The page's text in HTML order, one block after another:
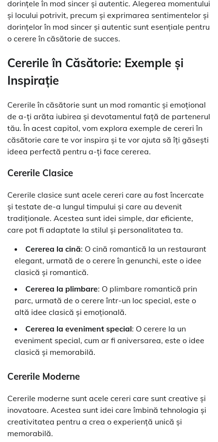
dorințele în mod sincer și autentic. Alegerea momentului
și locului potrivit, precum și exprimarea sentimentelor și
dorințelor în mod sincer și autentic sunt esențiale pentru
o cerere în căsătorie de succes.
Cererile în Căsătorie: Exemple și
Inspirație
Cererile în căsătorie sunt un mod romantic și emoțional
de a-ți arăta iubirea și devotamentul față de partenerul
tău. În acest capitol, vom explora exemple de cereri în
căsătorie care te vor inspira și te vor ajuta să îți găsești
ideea perfectă pentru a-ți face cererea.
Cererile Clasice
Cererile clasice sunt acele cereri care au fost încercate
și testate de-a lungul timpului și care au devenit
tradiționale. Acestea sunt idei simple, dar eficiente,
care pot fi adaptate la stilul și personalitatea ta.
Cererea la cină: O cină romantică la un restaurant
elegant, urmată de o cerere în genunchi, este o idee
clasică și romantică.
Cererea la plimbare: O plimbare romantică prin
parc, urmată de o cerere într-un loc special, este o
altă idee clasică și emoțională.
Cererea la eveniment special: O cerere la un
eveniment special, cum ar fi aniversarea, este o idee
clasică și memorabilă.
Cererile Moderne
Cererile moderne sunt acele cereri care sunt creative și
inovatoare. Acestea sunt idei care îmbină tehnologia și
creativitatea pentru a crea o experiență unică și
memorabilă.